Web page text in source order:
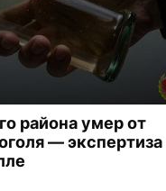
района умер от
— экспертиза